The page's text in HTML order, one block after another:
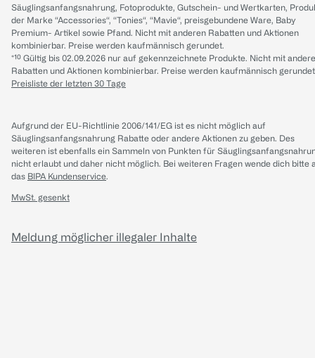
Säuglingsanfangsnahrung, Fotoprodukte, Gutschein- und Wertkarten,
der Marke “Accessories“, “Tonies“, “Mavie“, preisgebundene Ware, Baby
Premium- Artikel sowie Pfand. Nicht mit anderen Rabatten und Aktionen
kombinierbar. Preise werden kaufmännisch gerundet.
*¹⁰ Gültig bis 02.09.2026 nur auf gekennzeichnete Produkte. Nicht mit
Rabatten und Aktionen kombinierbar. Preise werden kaufmännisch
Preisliste der letzten 30 Tage
Aufgrund der EU-Richtlinie 2006/141/EG ist es nicht möglich auf
Säuglingsanfangsnahrung Rabatte oder andere Aktionen zu geben. Des
weiteren ist ebenfalls ein Sammeln von Punkten für
nicht erlaubt und daher nicht möglich. Bei weiteren Fragen wende dich bitte
das BIPA Kundenservice.
MwSt. gesenkt
Meldung möglicher illegaler Inhalte